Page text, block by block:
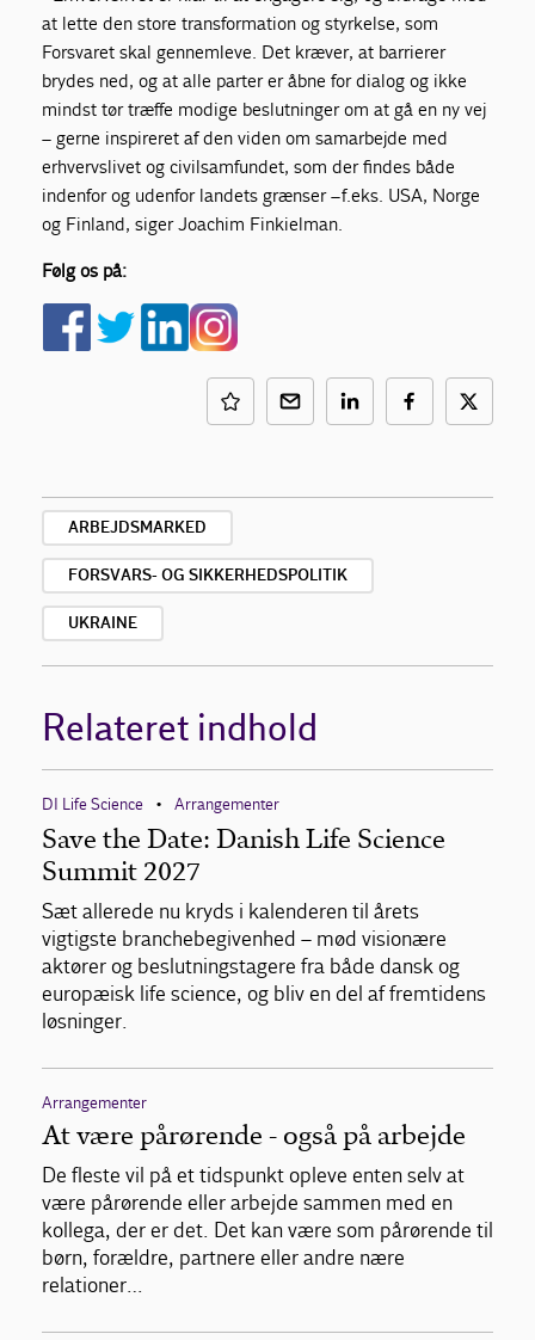
at lette den store transformation og styrkelse, som
Forsvaret skal gennemleve. Det kræver, at barrierer
brydes ned, og at alle parter er åbne for dialog og ikke
mindst tør træffe modige beslutninger om at gå en ny vej
– gerne inspireret af den viden om samarbejde med
erhvervslivet og civilsamfundet, som der findes både
indenfor og udenfor landets grænser – f.eks. USA, Norge
og Finland, siger Joachim Finkielman.
Følg os på:
ARBEJDSMARKED
FORSVARS- OG SIKKERHEDSPOLITIK
UKRAINE
Relateret indhold
DI Life Science • Arrangementer
Save the Date: Danish Life Science
Summit 2027
Sæt allerede nu kryds i kalenderen til årets
vigtigste branchebegivenhed – mød visionære
aktører og beslutningstagere fra både dansk og
europæisk life science, og bliv en del af fremtidens
løsninger.
Arrangementer
At være pårørende - også på arbejde
De fleste vil på et tidspunkt opleve enten selv at
være pårørende eller arbejde sammen med en
kollega, der er det. Det kan være som pårørende til
børn, forældre, partnere eller andre nære
relationer…